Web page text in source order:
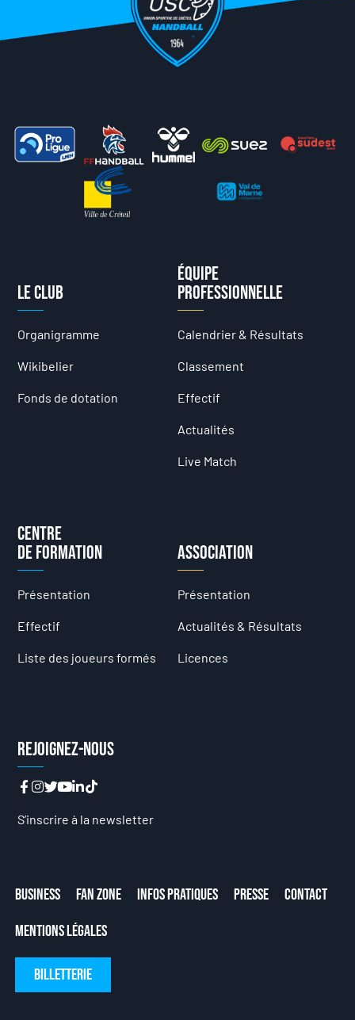
Le club
Organigramme
Wikibelier
Fonds de dotation
Équipe
professionnelle
Calendrier & Résultats
Classement
Effectif
Actualités
Live Match
Centre
de formation
Présentation
Effectif
Liste des joueurs formés
Association
Présentation
Actualités & Résultats
Licences
Rejoignez-nous
S’inscrire à la newsletter
Business Fan Zone Infos Pratiques Presse
Contact
Mentions Légales
Billetterie